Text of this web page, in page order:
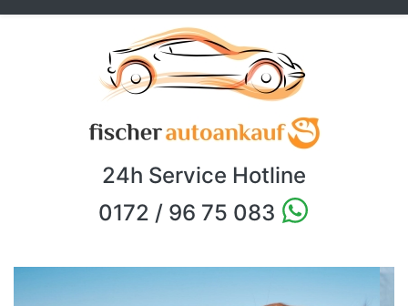
24h Service Hotline
0172 / 96 75 083